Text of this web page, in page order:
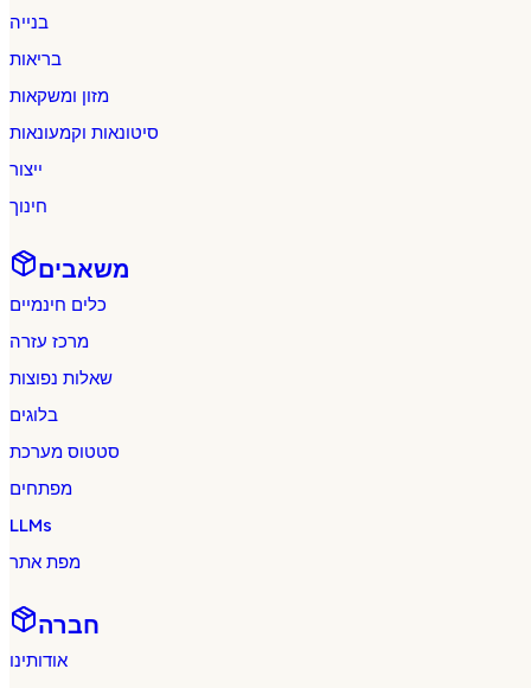
בנייה
בריאות
מזון ומשקאות
סיטונאות וקמעונאות
ייצור
חינוך
משאבים
כלים חינמיים
מרכז עזרה
שאלות נפוצות
בלוגים
סטטוס מערכת
מפתחים
LLMs
מפת אתר
חברה
אודותינו